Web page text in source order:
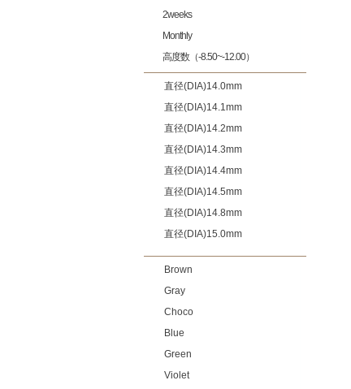
2weeks
Monthly
高度数（-8.50~-12.00）
直径(DIA)14.0mm
直径(DIA)14.1mm
直径(DIA)14.2mm
直径(DIA)14.3mm
直径(DIA)14.4mm
直径(DIA)14.5mm
直径(DIA)14.8mm
直径(DIA)15.0mm
Brown
Gray
Choco
Blue
Green
Violet